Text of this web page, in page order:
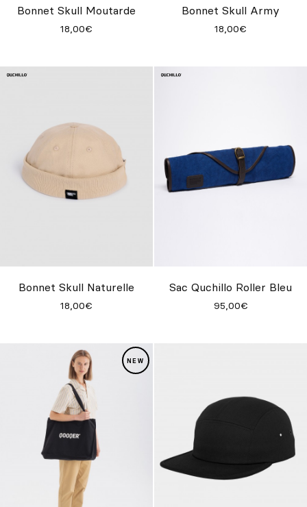
Bonnet Skull Moutarde
18,00€
Bonnet Skull Army
18,00€
Bonnet Skull Naturelle
18,00€
Sac Quchillo Roller Bleu
95,00€